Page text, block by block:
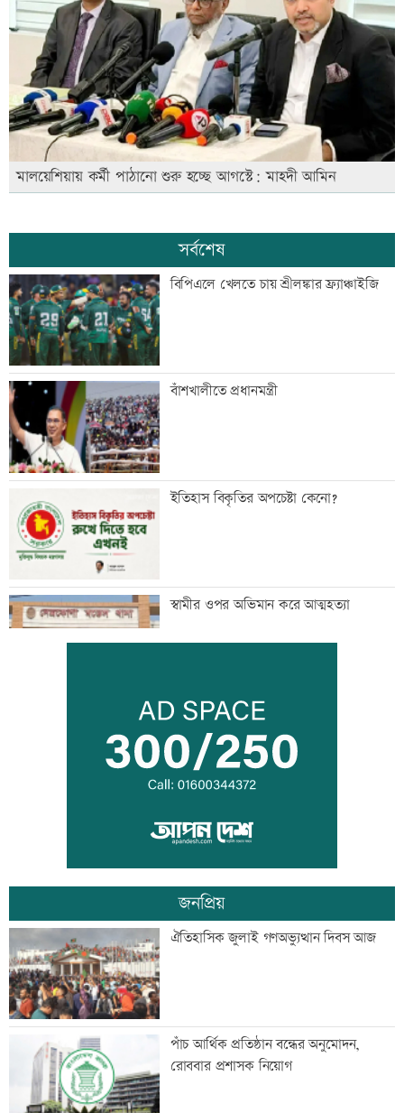
মালয়েশিয়ায় কর্মী পাঠানো শুরু হচ্ছে আগস্টে: মাহদী আমিন
সর্বশেষ
বিপিএলে খেলতে চায় শ্রীলঙ্কার ফ্র্যাঞ্চাইজি
বাঁশখালীতে প্রধানমন্ত্রী
ইতিহাস বিকৃতির অপচেষ্টা কেনো?
স্বামীর ওপর অভিমান করে আত্মহত্যা
‘ভারত-বাংলাদেশের প্রধানমন্ত্রী এক হলে,
অনেক সমস্যার সমাধান সম্ভব’
জামায়াত জোটের রাষ্ট্রপতি প্রার্থী অলি আহমদ
অবশেষে ঢাকায় ফিরল রোমে আটকে থাকা
বিমানের উড়োজাহাজ
মাতারবাড়ি কয়লা বিদ্যুৎকেন্দ্র ঘুরে দেখলেন
প্রধানমন্ত্রী
জনপ্রিয়
ঐতিহাসিক জুলাই গণঅভ্যুত্থান দিবস আজ
পাঁচ আর্থিক প্রতিষ্ঠান বন্ধের অনুমোদন,
রোববার প্রশাসক নিয়োগ